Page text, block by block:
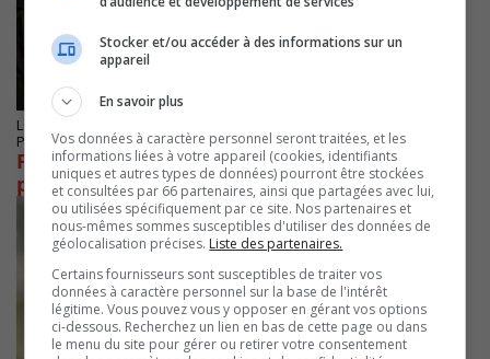
LONGUEUIL
Publié le 11 janvier 2024 à 09h28
FSSS-CSN : les contours de l’entente de
principe sectorielle
Stocker et/ou accéder à des informations sur un
appareil
En savoir plus
Vos données à caractère personnel seront traitées, et les
informations liées à votre appareil (cookies, identifiants
uniques et autres types de données) pourront être stockées
et consultées par 66 partenaires, ainsi que partagées avec lui,
ou utilisées spécifiquement par ce site. Nos partenaires et
nous-mêmes sommes susceptibles d'utiliser des données de
géolocalisation précises. Liste des partenaires.
Certains fournisseurs sont susceptibles de traiter vos
données à caractère personnel sur la base de l'intérêt
légitime. Vous pouvez vous y opposer en gérant vos options
ci-dessous. Recherchez un lien en bas de cette page ou dans
le menu du site pour gérer ou retirer votre consentement